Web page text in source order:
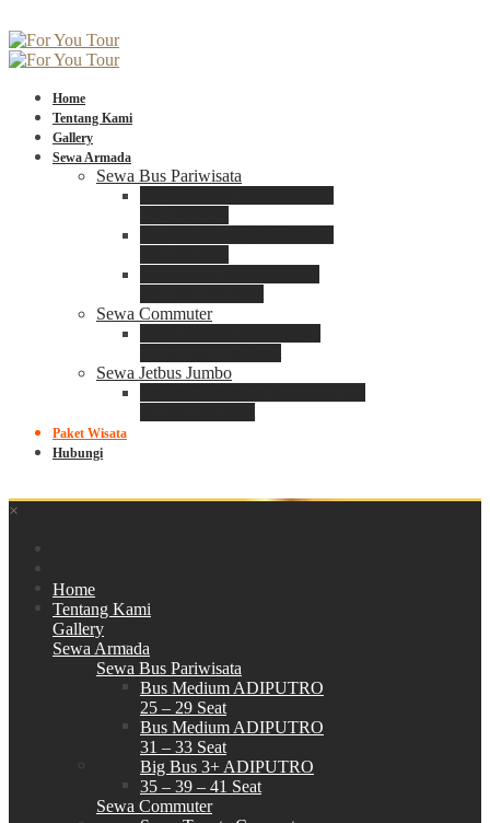
Home
Tentang Kami
Gallery
Sewa Armada
Sewa Bus Pariwisata
Sewa Commuter
Sewa Jetbus Jumbo
Paket Wisata
Hubungi
×
Home
Tentang Kami
Gallery
Sewa Armada
Sewa Bus Pariwisata
Bus Medium ADIPUTRO
25 – 29 Seat
Bus Medium ADIPUTRO
31 – 33 Seat
Big Bus 3+ ADIPUTRO
35 – 39 – 41 Seat
Sewa Commuter